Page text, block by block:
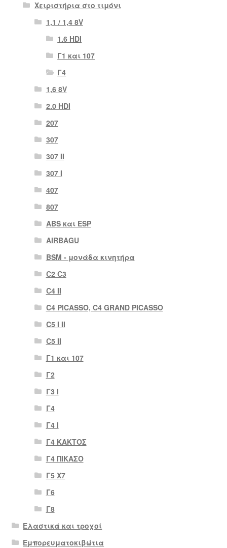
Χειριστήρια στο τιμόνι
1,1 / 1,4 8V
1.6 HDI
Γ1 και 107
Γ4
1,6 8V
2.0 HDI
207
307
307 II
307 Ι
407
807
ABS και ESP
AIRBAGU
BSM - μονάδα κινητήρα
C2 C3
C4 II
C4 PICASSO, C4 GRAND PICASSO
C5 I II
C5 II
Γ1 και 107
Γ2
Γ3 Ι
Γ4
Γ4 Ι
Γ4 ΚΑΚΤΟΣ
Γ4 ΠΙΚΑΣΟ
Γ5 Χ7
Γ6
Γ8
Ελαστικά και τροχοί
Εμπορευματοκιβώτια